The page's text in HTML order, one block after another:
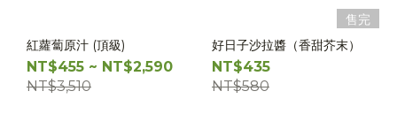
紅蘿蔔原汁 (頂級)
NT$455 ~ NT$2,590
NT$3,510
售完
好日子沙拉醬（香甜芥末）
NT$435
NT$580